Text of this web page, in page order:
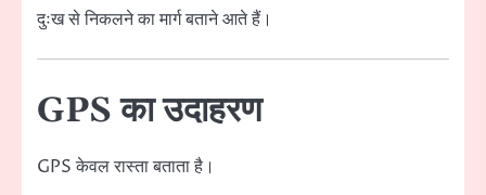
दुःख से निकलने का मार्ग बताने आते हैं।
GPS का उदाहरण
GPS केवल रास्ता बताता है।